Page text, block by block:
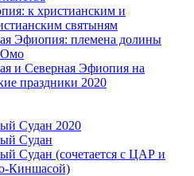
к христианским и
святыням
Эфиопия: племена долины
Омо
и Северная Эфиопия на
праздники 2020
Cудан 2020
Cудан
Судан (сочетается с ЦАР и
Киншасой)